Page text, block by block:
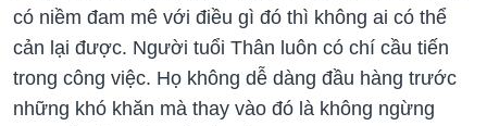
có niềm đam mê với điều gì đó thì không ai có thể
cản lại được. Người tuổi Thân luôn có chí cầu tiến
trong công việc. Họ không dễ dàng đầu hàng trước
những khó khăn mà thay vào đó là không ngừng